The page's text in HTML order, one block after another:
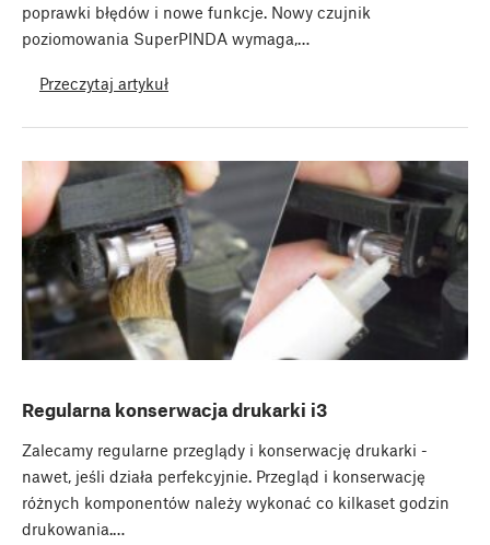
poprawki błędów i nowe funkcje. Nowy czujnik
poziomowania SuperPINDA wymaga,…
Przeczytaj artykuł
Regularna konserwacja drukarki i3
Zalecamy regularne przeglądy i konserwację drukarki -
nawet, jeśli działa perfekcyjnie. Przegląd i konserwację
różnych komponentów należy wykonać co kilkaset godzin
drukowania.…